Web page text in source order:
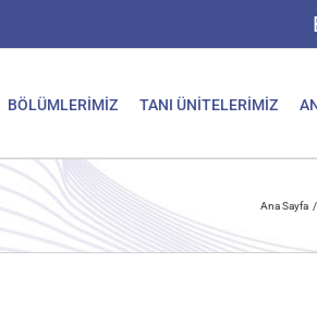
BÖLÜMLERİMİZ TANI ÜNİTELERİMİZ
Ana Sayfa